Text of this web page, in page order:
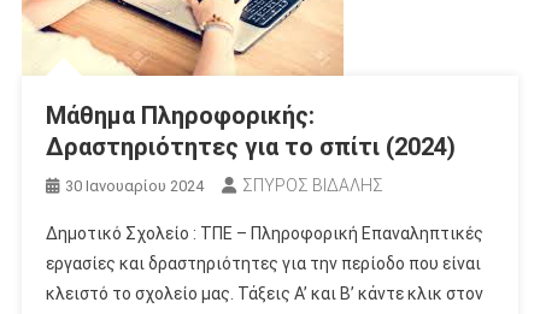
Μάθημα Πληροφορικής:
Δραστηριότητες για το σπίτι (2024)
30 Ιανουαρίου 2024 ΣΠΥΡΟΣ ΒΙΔΑΛΗΣ
Δημοτικό Σχολείο : ΤΠΕ – Πληροφορική Επαναληπτικές
εργασίες και δραστηριότητες για την περίοδο που είναι
κλειστό το σχολείο μας. Τάξεις Α’ και Β’ κάντε κλικ στον